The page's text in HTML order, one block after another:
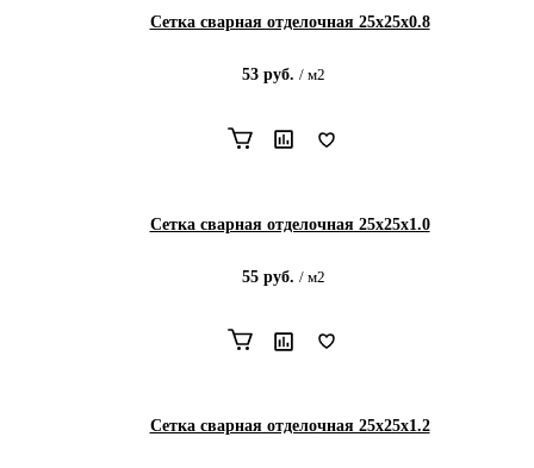
Сетка сварная отделочная 25х25х0.8
53 руб. / м2
Сетка сварная отделочная 25х25х1.0
55 руб. / м2
Сетка сварная отделочная 25х25х1.2